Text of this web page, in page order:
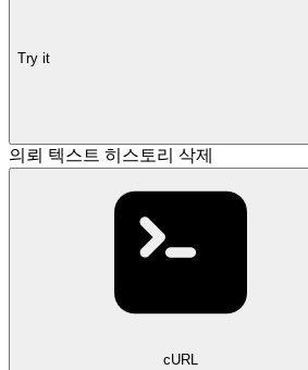
Try it
의뢰 텍스트 히스토리 삭제
cURL